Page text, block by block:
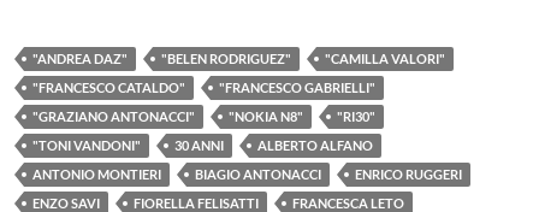
"ANDREA DAZ" "BELEN RODRIGUEZ"
"CAMILLA VALORI"
"FRANCESCO CATALDO"
"FRANCESCO GABRIELLI"
"GRAZIANO ANTONACCI"
"NOKIA N8"
"RI30"
"TONI VANDONI"
30 ANNI
ALBERTO ALFANO
ANTONIO MONTIERI
BIAGIO ANTONACCI
ENRICO RUGGERI
ENZO SAVI
FIORELLA FELISATTI
FRANCESCA LETO